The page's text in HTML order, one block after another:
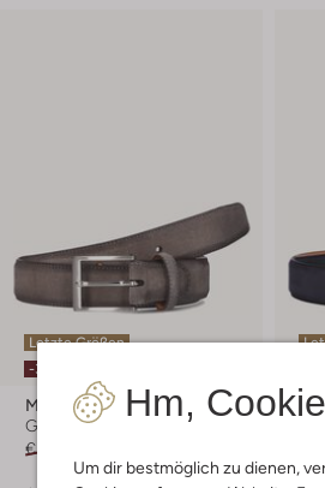
Hm,
Um dir bestmöglich zu dienen,
Letzte Größen
-30%
Magnanni
Gürtel
€ 99,99